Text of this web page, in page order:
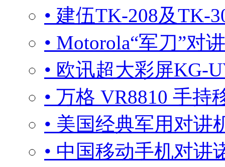
• 建伍TK-208及TK-
• Motorola“军刀”对
• 欧讯超大彩屏KG-
• 万格 VR8810 手持
• 美国经典军用对讲
• 中国移动手机对讲